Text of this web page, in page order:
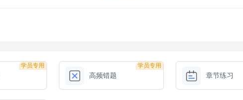
学员专用 学员专用
高频错题 章节练习